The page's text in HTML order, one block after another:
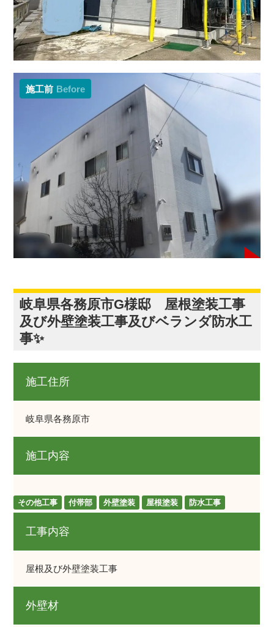
施工前 Before
岐阜県各務原市G様邸 屋根塗装工事
及び外壁塗装工事及びベランダ防水工
事✨
施工住所
岐阜県各務原市
施工内容
その他工事 付帯部 外壁塗装 屋根塗装 防水工事
工事内容
屋根及び外壁塗装工事
外壁材